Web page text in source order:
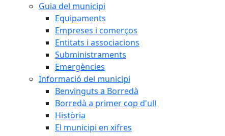
Guia del municipi
Equipaments
Empreses i comerços
Entitats i associacions
Subministraments
Emergències
Informació del municipi
Benvinguts a Borredà
Borredà a primer cop d'ull
Història
El municipi en xifres